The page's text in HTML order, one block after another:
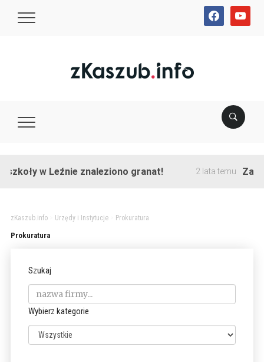
facebookyoutube
w Leźnie znaleziono granat! 2 lata temu
zKaszub.info> Urzędy i Instytucje> Prokuratura
Prokuratura
Szukaj
Wybierz kategorie